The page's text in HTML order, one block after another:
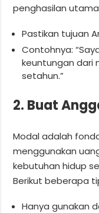
penghasilan
Pastikan tujuan
Contohnya:
keuntungan dari
setahun.”
2. Buat
Modal adalah
menggunakan
kebutuhan hidup
Berikut beberapa
Hanya gunakan